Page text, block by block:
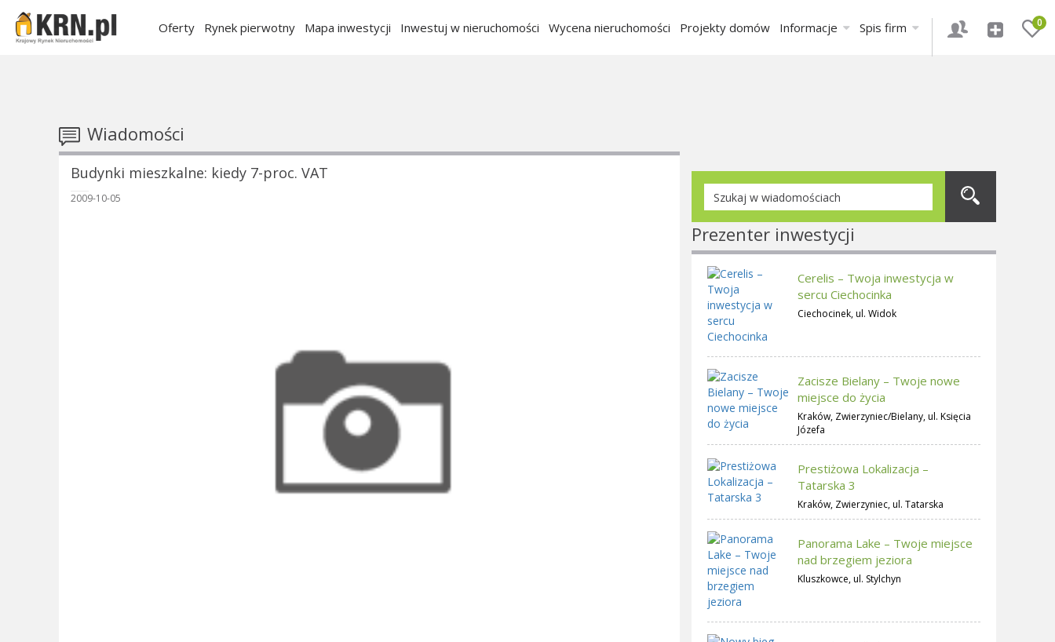
0
Oferty Rynek pierwotny Mapa inwestycji Inwestuj w nieruchomości Wycena nieruchomości Projekty domów Informacje Spis firm
Wiadomości
Budynki mieszkalne: kiedy 7-proc. VAT
2009-10-05
Prezenter inwestycji
Cerelis – Twoja inwestycja w
sercu Ciechocinka
Ciechocinek, ul. Widok
Zacisze Bielany – Twoje nowe
miejsce do życia
Kraków, Zwierzyniec/Bielany, ul. Księcia
Józefa
Prestiżowa Lokalizacja –
Tatarska 3
Kraków, Zwierzyniec, ul. Tatarska
Panorama Lake – Twoje miejsce
nad brzegiem jeziora
Kluszkowce, ul. Stylchyn